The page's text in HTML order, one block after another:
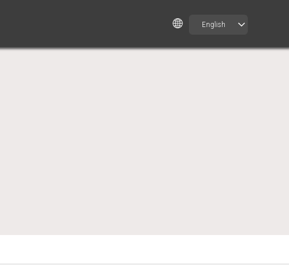
English